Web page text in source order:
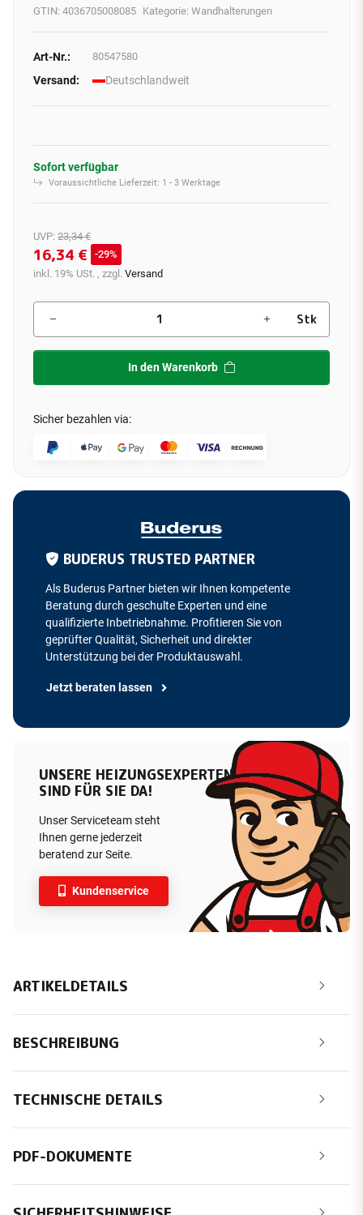
GTIN: 4036705008085 Kategorie: Wandhalterungen
Art-Nr.: 80547580
Versand: Deutschlandweit
Sofort verfügbar
Voraussichtliche Lieferzeit: 1 - 3 Werktage
UVP: 23,34 €
16,34 €
29%
inkl. 19% USt. , zzgl. Versand
Stk
In den Warenkorb
Sicher bezahlen via:
BUDERUS TRUSTED PARTNER
Als Buderus Partner bieten wir Ihnen kompetente
Beratung durch geschulte Experten und eine
qualifizierte Inbetriebnahme. Profitieren Sie von
geprüfter Qualität, Sicherheit und direkter
Unterstützung bei der Produktauswahl.
Jetzt beraten lassen
UNSERE HEIZUNGSEXPERTEN
SIND FÜR SIE DA!
Unser Serviceteam steht
Ihnen gerne jederzeit
beratend zur Seite.
Kundenservice
ARTIKELDETAILS
BESCHREIBUNG
TECHNISCHE DETAILS
PDF-DOKUMENTE